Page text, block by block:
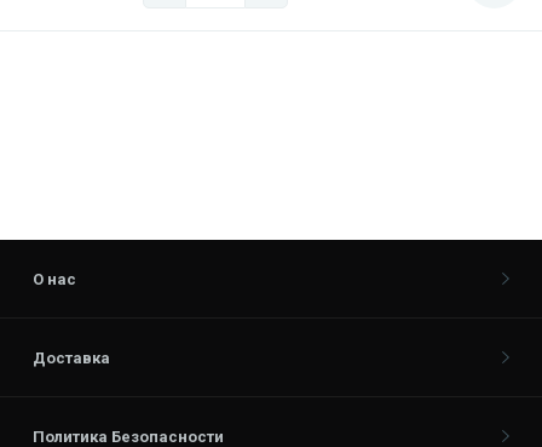
О нас
Доставка
Политика Безопасности